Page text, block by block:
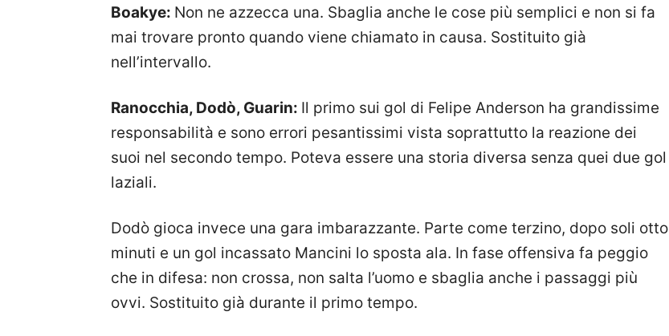
Boakye: Non ne azzecca una. Sbaglia anche le cose più semplici e non si fa
mai trovare pronto quando viene chiamato in causa. Sostituito già
nell’intervallo.
Ranocchia, Dodò, Guarin: Il primo sui gol di Felipe Anderson ha grandissime
responsabilità e sono errori pesantissimi vista soprattutto la reazione dei
suoi nel secondo tempo. Poteva essere una storia diversa senza quei due gol
laziali.
Dodò gioca invece una gara imbarazzante. Parte come terzino, dopo soli otto
minuti e un gol incassato Mancini lo sposta ala. In fase offensiva fa peggio
che in difesa: non crossa, non salta l’uomo e sbaglia anche i passaggi più
ovvi. Sostituito già durante il primo tempo.